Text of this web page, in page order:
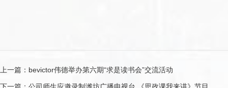
上一篇： bevictor伟德举办第六期“求是读书会”交流活动